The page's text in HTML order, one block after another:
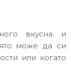
вкусна и
може да си
или когато